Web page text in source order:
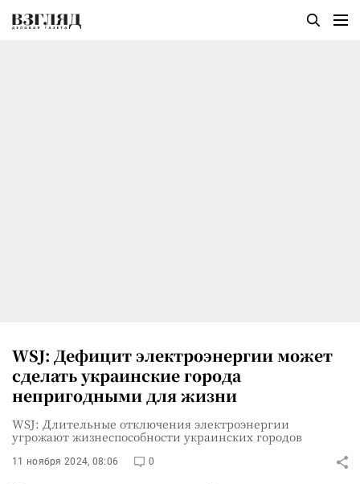
WSJ: Дефицит электроэнергии может
сделать украинские города
непригодными для жизни
WSJ: Длительные отключения электроэнергии
угрожают жизнеспособности украинских городов
11 ноября 2024, 08:06 0